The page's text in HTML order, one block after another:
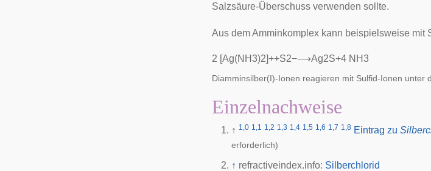
Salzsäure-Überschuss verwenden sollte.
Aus dem Amminkomplex kann beispielsweise
2 [Ag(N H3)2]++S2−⟶Ag2S+4 N H3
Diamminsilber(I)-Ionen reagieren mit Sulfid-Ionen unter
Einzelnachweise
↑ 1,0 1,1 1,2 1,3 1,4 1,5 1,6 1,7 1,8 Eintrag zu
erforderlich)
↑ refractiveindex.info: Silberchlorid